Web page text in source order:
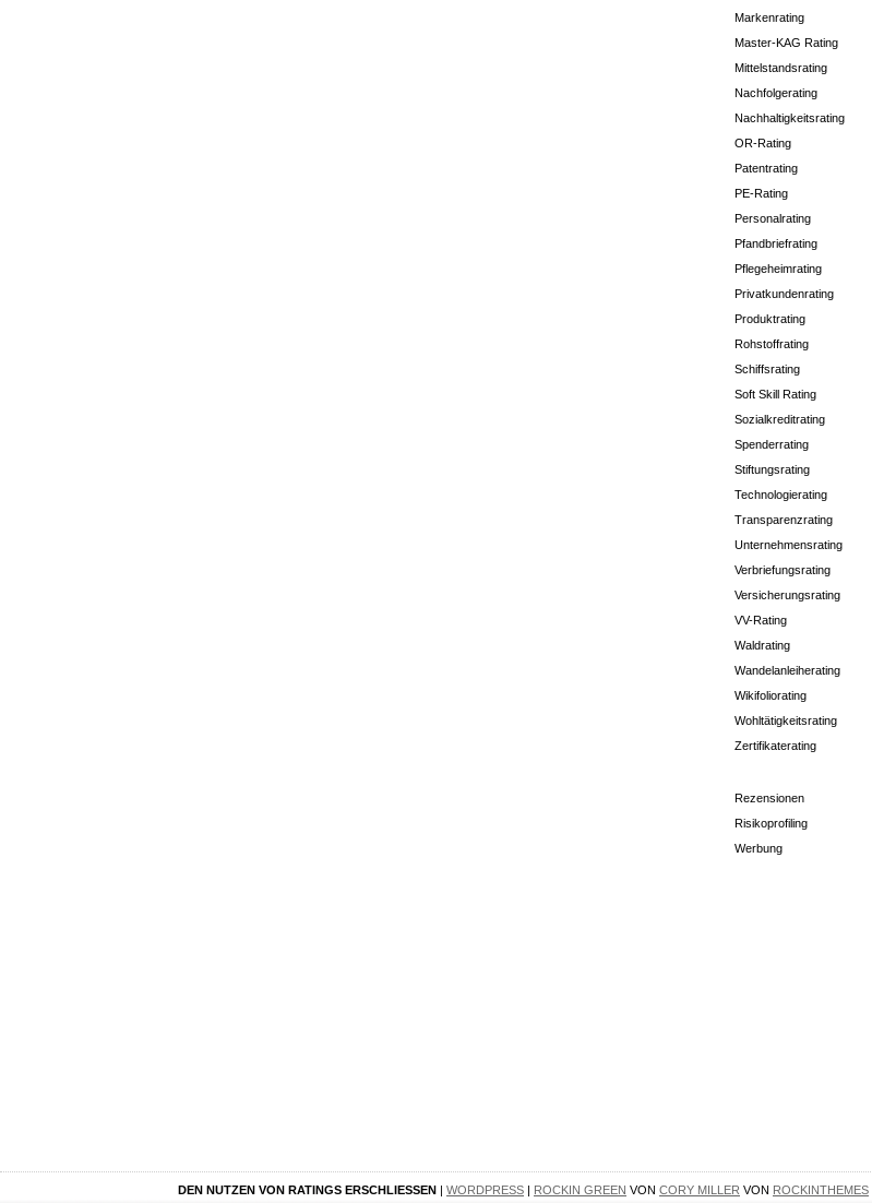
Markenrating
Master-KAG Rating
Mittelstandsrating
Nachfolgerating
Nachhaltigkeitsrating
OR-Rating
Patentrating
PE-Rating
Personalrating
Pfandbriefrating
Pflegeheimrating
Privatkundenrating
Produktrating
Rohstoffrating
Schiffsrating
Soft Skill Rating
Sozialkreditrating
Spenderrating
Stiftungsrating
Technologierating
Transparenzrating
Unternehmensrating
Verbriefungsrating
Versicherungsrating
VV-Rating
Waldrating
Wandelanleiherating
Wikifoliorating
Wohltätigkeitsrating
Zertifikaterating
Rezensionen
Risikoprofiling
Werbung
DEN NUTZEN VON RATINGS ERSCHLIESSEN | WORDPRESS | ROCKIN GREEN VON CORY MILLER VON ROCKINTHEMES